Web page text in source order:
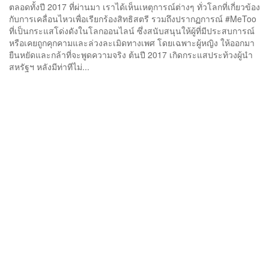
ตลอดทั้งปี 2017 ที่ผ่านมา เราได้เห็นเหตุการณ์ต่างๆ ทั่วโลกที่เกี่ยวข้อง
กับการเคลื่อนไหวเพื่อเรียกร้องสิทธิสตรี รวมถึงปรากฏการณ์ #MeToo
ที่เป็นกระแสโด่งดังในโลกออนไลน์ ซึ่งสนับสนุนให้ผู้ที่มีประสบการณ์
หรือเคยถูกคุกคามและล่วงละเมิดทางเพศ โดยเฉพาะผู้หญิง ให้ออกมา
ยืนหยัดและกล้าที่จะพูดความจริง ต้นปี 2017 เกิดกระแสประท้วงผู้นำ
สหรัฐฯ หลังมีท่าทีไม่...